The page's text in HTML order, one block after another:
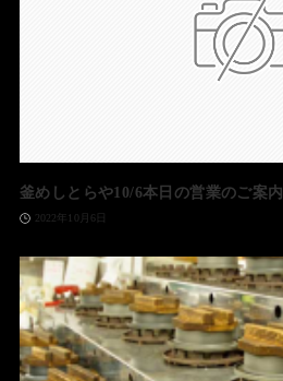
釜めしとらや10/6本日の営業のご案内
2022年10月6日